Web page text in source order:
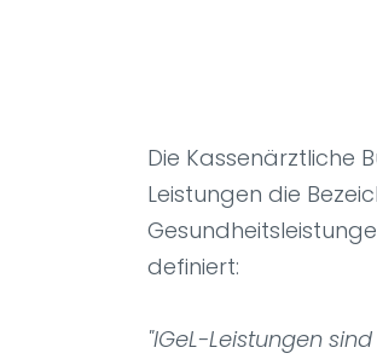
Die Kassenärztliche
Leistungen die
definiert:
"IGeL-Leistungen